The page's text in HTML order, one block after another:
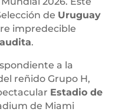
de Uruguay
impredecible
.
a la
reñido Grupo H,
Estadio de
de Miami